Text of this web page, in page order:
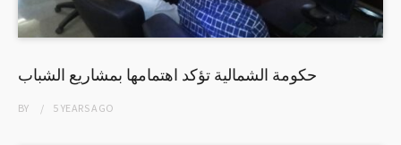
حكومة الشمالية تؤكد اهتمامها بمشاريع الشباب
BY 5 YEARSAGO